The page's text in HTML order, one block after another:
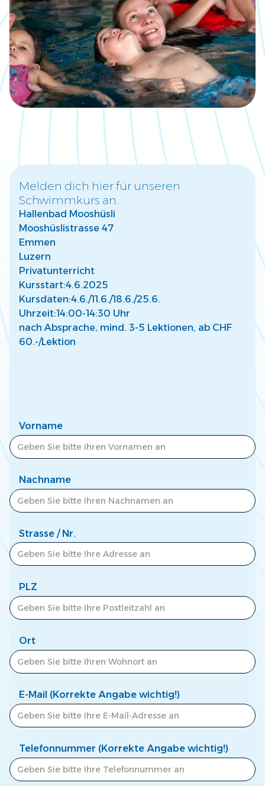
Bäder
Übersicht über unsere Locations
Kontakt
Wir sind gerne für Dich da
Aktuelle Artikel
Warum frühzeitige Wassergewöhnung für
Kinder wichtig ist
Entdecke, wie frühe Wassergewöhnung die Entwicklung
Deines Kindes fördert und eine sichere Basis für Freude
Mehr lesen
Zum Newscenter >
Melden dich hier für unseren
Schwimmkurs an.
Hallenbad Mooshüsli
Mooshüslistrasse 47
Emmen
Luzern
Privatunterricht
Kursstart:4.6.2025
Kursdaten:4.6./11.6./18.6./25.6.
Uhrzeit:14:00-14:30 Uhr
nach Absprache, mind. 3-5 Lektionen, ab CHF
60.-/Lektion
Vorname
Nachname
Strasse / Nr.
PLZ
Ort
E-Mail (Korrekte Angabe wichtig!)
Telefonnummer (Korrekte Angabe wichtig!)